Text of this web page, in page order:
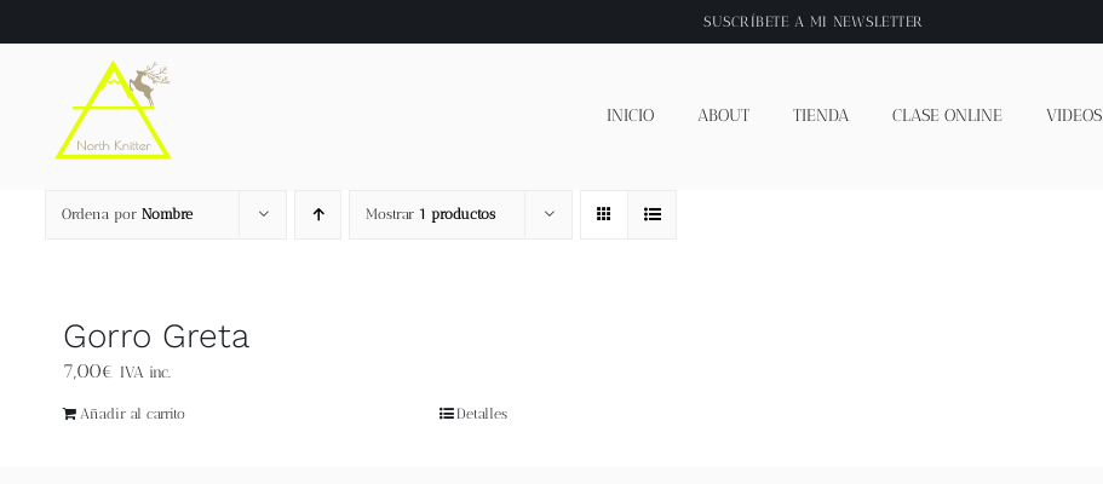
al
SUSCRÍBETE A MI NEWSLETTER
INICIO ABOUT TIENDA CLASE ONLINE VIDEOS
Ordena por Nombre Mostrar 1 productos
Gorro Greta
7,00€ IVA inc.
Añadir al carrito Detalles